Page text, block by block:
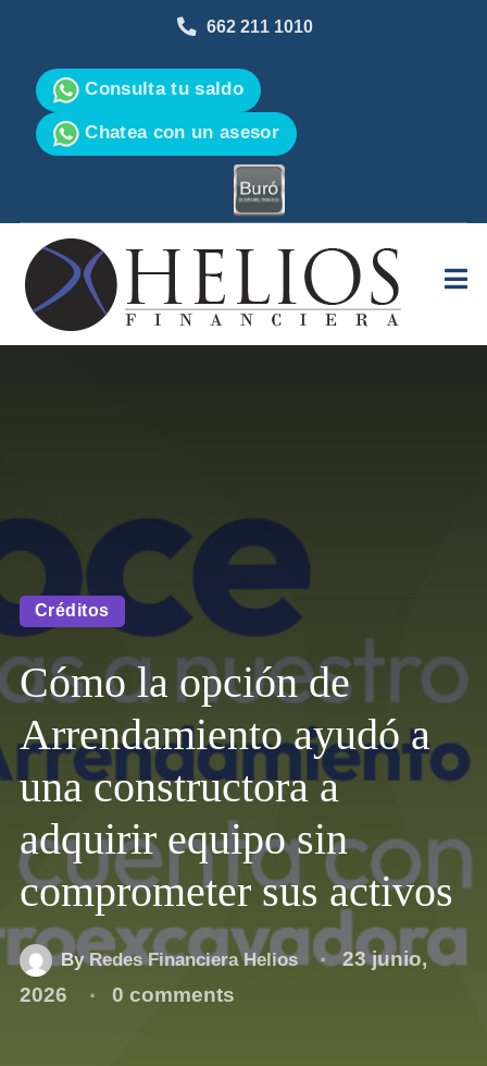
662 211 1010
Consulta tu saldo
Chatea con un asesor
Créditos
Cómo la opción de
Arrendamiento ayudó a
una constructora a
adquirir equipo sin
comprometer sus activos
ByRedes Financiera Helios
23 junio,
2026
0 comments